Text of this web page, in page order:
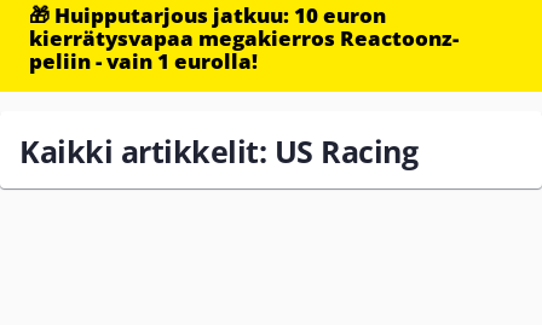
🎁 Huipputarjous jatkuu: 10 euron
kierrätysvapaa megakierros Reactoonz-
peliin - vain 1 eurolla!
Kaikki artikkelit: US Racing